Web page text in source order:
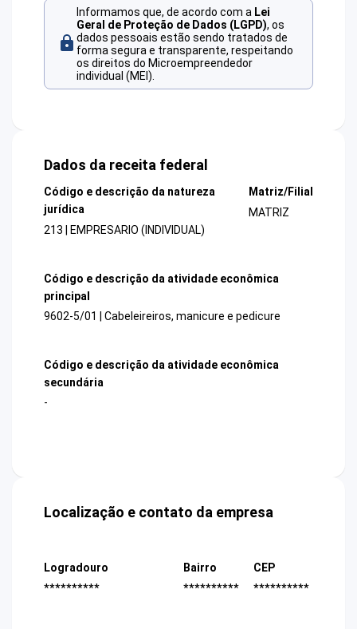
Informamos que, de acordo com a Lei
Geral de Proteção de Dados (LGPD), os
dados pessoais estão sendo tratados de
forma segura e transparente, respeitando
os direitos do Microempreendedor
individual (MEI).
Dados da receita federal
Código e descrição da natureza
jurídica
213 | EMPRESARIO (INDIVIDUAL)
Matriz/Filial
MATRIZ
Código e descrição da atividade econômica
principal
9602-5/01 | Cabeleireiros, manicure e pedicure
Código e descrição da atividade econômica
secundária
-
Localização e contato da empresa
Logradouro
**********
Bairro
**********
CEP
**********